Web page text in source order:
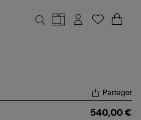
Partager
540,00 €